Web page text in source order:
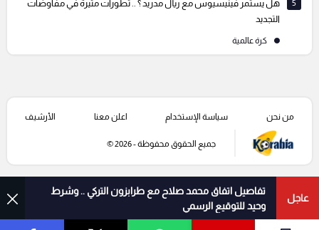
5
هل يستمر فينيسيوس مع ريال مدريد ؟ .. تطورات مثيرة في مفاوضات
التجديد
كرة عالمية
عاجل
تفاصيل اتفاق محمد صلاح مع طرابزون التركي .. وشرط
وحيد للتوقيع الرسمي
من نحن سياسة الإستخدام اعلن معنا الأرشيف
جميع الحقوق محفوظة - 2026 ©